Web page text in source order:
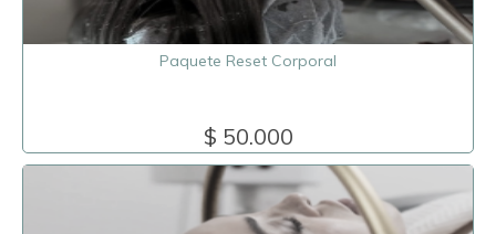
Paquete Reset Corporal
$ 50.000